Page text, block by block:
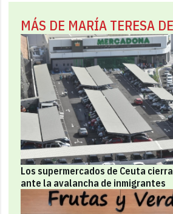
MÁS DE MARÍA TERESA
Los supermercados de Ceuta
ante la avalancha de inmigrantes